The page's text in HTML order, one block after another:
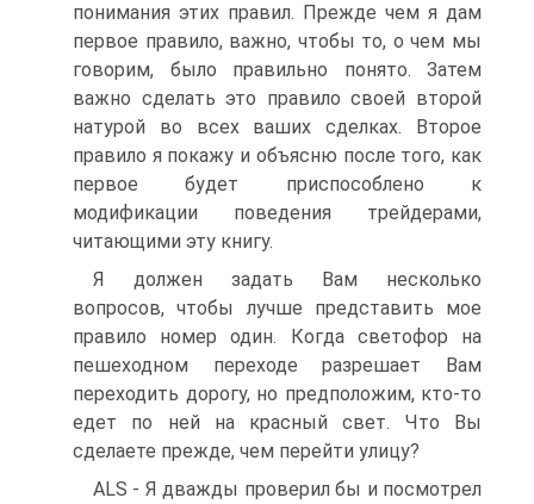
понимания этих правил. Прежде чем я дам
первое правило, важно, чтобы то, о чем мы
говорим, было правильно понято. Затем
важно сделать это правило своей второй
натурой во всех ваших сделках. Второе
правило я покажу и объясню после того, как
первое будет приспособлено к
модификации поведения трейдерами,
читающими эту книгу.
Я должен задать Вам несколько
вопросов, чтобы лучше представить мое
правило номер один. Когда светофор на
пешеходном переходе разрешает Вам
переходить дорогу, но предположим, кто-то
едет по ней на красный свет. Что Вы
сделаете прежде, чем перейти улицу?
ALS - Я дважды проверил бы и посмотрел